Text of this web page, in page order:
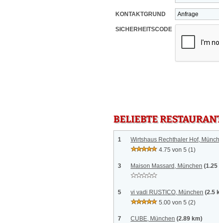
KONTAKTGRUND
SICHERHEITSCODE
BELIEBTE
1
Wirtshaus Rechthaler Hof,
4.75 von 5 (1)
3 Maison Massard, München
5 vi vadi RUSTICO, München (2.5
5.00 von 5 (2)
7 CUBE, München (2.89 km)